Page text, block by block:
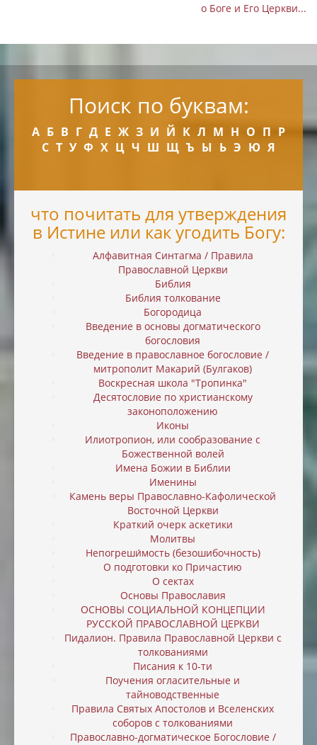
о Боге и Его Церкви...
Поиск по буквам:
А Б В Г Д Е Ж З И Й К Л М Н О П Р
С Т У Ф Х Ц Ч Ш Щ Ъ Ы Ь Э Ю Я
что почитать для утверждения
в Истине или как угодить Богу:
Алфавитная Синтагма / Правила
Православной Церкви
Библия
Библия толкование
Богородица
Введение в основы догматического
богословия
Введение в православное богословие /
митрополит Макарий (Булгаков)
Воскресная школа "Тропинка"
Десятословие по христианскому
законоположению
Иконы
Илиотропион, или cообразование с
Божественной волей
Имена Божии в Библии
Именины
Камень веры Православно-Кафолической
Восточной Церкви
Краткий очерк аскетики
Молитвы
Непогреши́мость (безошибочность)
О подготовки ко Причастию
О сектах
Основы Православия
ОСНОВЫ СОЦИАЛЬНОЙ КОНЦЕПЦИИ
РУССКОЙ ПРАВОСЛАВНОЙ ЦЕРКВИ
Пидалион. Правила Православной Церкви с
толкованиями
Писания к 10-ти
Поучения огласительные и
тайноводственные
Правила Святых Апостолов и Вселенских
соборов с толкованиями
Православно-догматическое Богословие /